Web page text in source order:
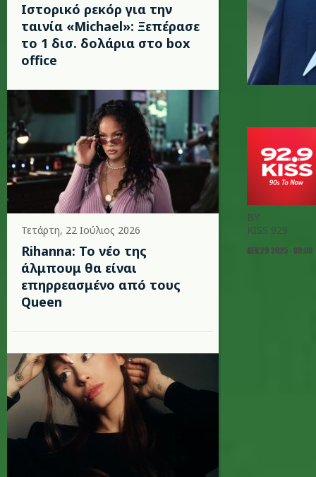
Ιστορικό ρεκόρ για την
ταινία «Michael»: Ξεπέρασε
το 1 δισ. δολάρια στο box
office
Τετάρτη, 22 Ιούλιος 2026
Rihanna: Το νέο της
άλμπουμ θα είναι
επηρρεασμένο από τους
Queen
BY
KISS 929
ΔΕΚ 29 2025 - 09:00